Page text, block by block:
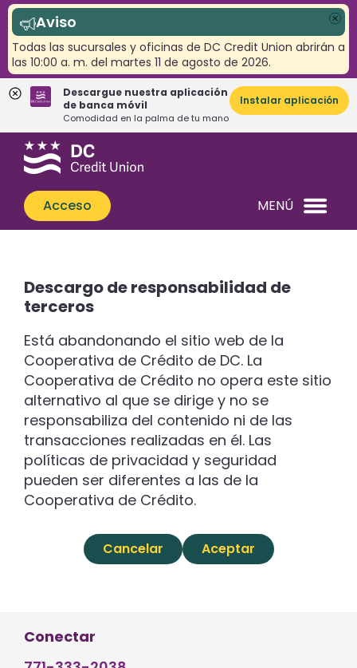
Aviso
Todas las sucursales y oficinas de DC Credit Union abrirán a
las 10:00 a. m. del martes 11 de agosto de 2026.
Descargue nuestra aplicación
de banca móvil
Comodidad en la palma de tu mano
Instalar aplicación
Saltar
Saltar
sesión
web
¿Qué
podemos
ayudarle
a
Acceso MENÚ
Descargo de responsabilidad de
terceros
Está abandonando el sitio web de la
Cooperativa de Crédito de DC. La
Cooperativa de Crédito no opera este sitio
alternativo al que se dirige y no se
responsabiliza del contenido ni de las
transacciones realizadas en él. Las
políticas de privacidad y seguridad
pueden ser diferentes a las de la
Cooperativa de Crédito.
Cancelar Aceptar
Conectar